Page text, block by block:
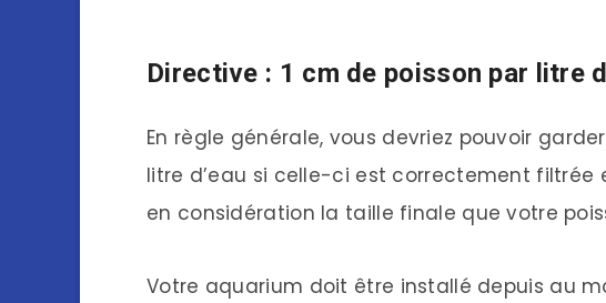
Directive : 1 cm de poisson par litre
En règle générale, vous devriez pouvoir
litre d’eau si celle-ci est correctement filtrée
en considération la taille finale que votre
Votre aquarium doit être installé depuis au